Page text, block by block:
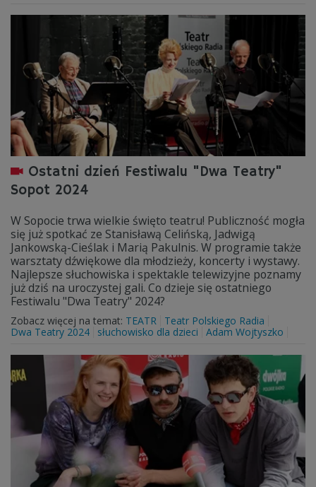
Ostatni dzień Festiwalu "Dwa Teatry"
Sopot 2024
W Sopocie trwa wielkie święto teatru! Publiczność mogła
się już spotkać ze Stanisławą Celińską, Jadwigą
Jankowską-Cieślak i Marią Pakulnis. W programie także
warsztaty dźwiękowe dla młodzieży, koncerty i wystawy.
Najlepsze słuchowiska i spektakle telewizyjne poznamy
już dziś na uroczystej gali. Co dzieje się ostatniego
Festiwalu "Dwa Teatry" 2024?
Zobacz więcej na temat: TEATR
Teatr Polskiego Radia
Dwa Teatry 2024
słuchowisko dla dzieci Adam Wojtyszko